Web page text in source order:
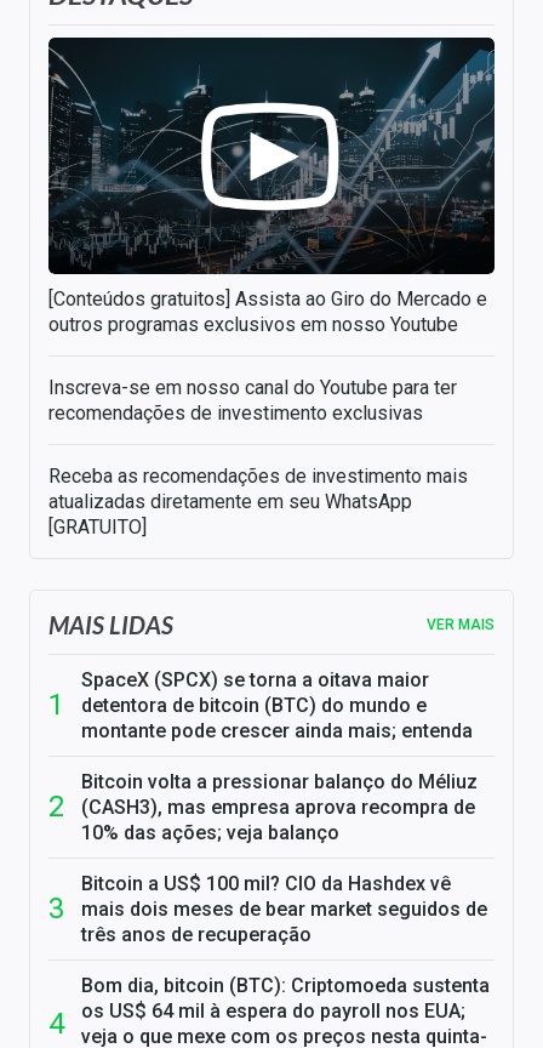
[Conteúdos gratuitos] Assista ao Giro do Mercado e
outros programas exclusivos em nosso Youtube
Inscreva-se em nosso canal do Youtube para ter
recomendações de investimento exclusivas
Receba as recomendações de investimento mais
atualizadas diretamente em seu WhatsApp
[GRATUITO]
MAIS LIDAS VER MAIS
SpaceX (SPCX) se torna a oitava maior
detentora de bitcoin (BTC) do mundo e
montante pode crescer ainda mais; entenda
Bitcoin volta a pressionar balanço do Méliuz
(CASH3), mas empresa aprova recompra de
10% das ações; veja balanço
Bitcoin a US$ 100 mil? CIO da Hashdex vê
mais dois meses de bear market seguidos de
três anos de recuperação
Bom dia, bitcoin (BTC): Criptomoeda sustenta
os US$ 64 mil à espera do payroll nos EUA;
veja o que mexe com os preços nesta quinta-